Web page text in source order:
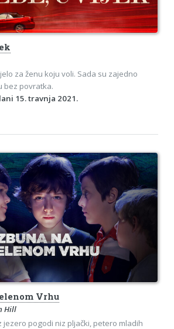
za ženu koju voli. Sada su zajedno
bez povratka.
15. travnja 2021.
Vrhu
Hill
jezero pogodi niz pljački, petero mladih